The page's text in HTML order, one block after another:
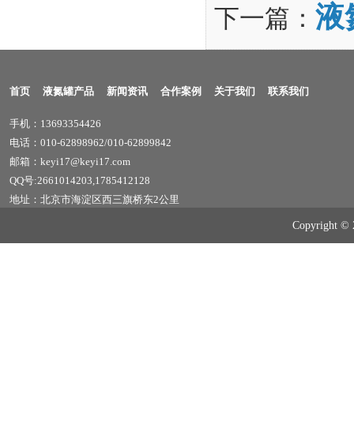
下一篇： 液
首页 液氮罐产品 新闻资讯 合作案例 关于我们 联系我们
手机：13693354426
电话：010-62898962/010-62899842
邮箱：keyi17@keyi17.com
QQ号:2661014203,1785412128
地址：北京市海淀区西三旗桥东2公里
Copyright ©